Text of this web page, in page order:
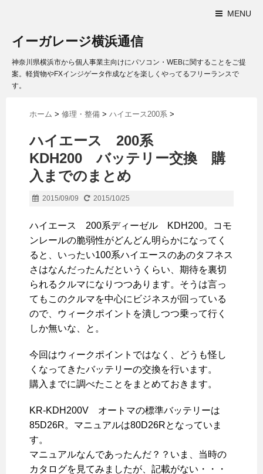
MENU
イーガレージ横浜通信
神奈川県横浜市から個人事業主向けにパソコン・WEBに関することをご提
案。軽貨物やFXインジゲータ作成などを楽しくやってるフリーランスで
す。
ホーム > 修理・整備 > ハイエース200系 >
ハイエース 200系
KDH200 バッテリー交換 購
入までのまとめ
2015/09/09 2015/10/25
ハイエース 200系ディーゼル KDH200。コモ
ンレールの脆弱性がどんどん明らかになってく
ると、いったい100系ハイエースのあのタフネス
さはなんだったんだというくらい、期待を裏切
られるクルマになりつつあります。そうは言っ
てもこのクルマを中心にビジネスが回っている
ので、ウィークポイントを潰しつつ乗って行く
しか無いな、と。
今回はウィークポイントではなく、どうも怪し
くなってきたバッテリーの交換を行います。
購入までに調べたことをまとめておきます。
KR-KDH200V オートマの標準バッテリーは
85D26R。マニュアルは80D26Rとなっていま
す。
マニュアルなんであったんだ？？いま、当時の
カタログを見てみましたが、記載がない・・・